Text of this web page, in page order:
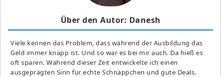
Über den Autor: Danesh
Viele kennen das Problem, dass während der Ausbildung das
Geld immer knapp ist. Und so war es bei mir auch. Da hieß es
oft sparen. Während dieser Zeit entwickelte ich einen
ausgeprägten Sinn für echte Schnäppchen und gute Deals.